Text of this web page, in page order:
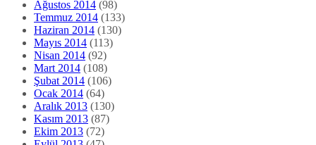
Ağustos 2014 (98)
Temmuz 2014 (133)
Haziran 2014 (130)
Mayıs 2014 (113)
Nisan 2014 (92)
Mart 2014 (108)
Şubat 2014 (106)
Ocak 2014 (64)
Aralık 2013 (130)
Kasım 2013 (87)
Ekim 2013 (72)